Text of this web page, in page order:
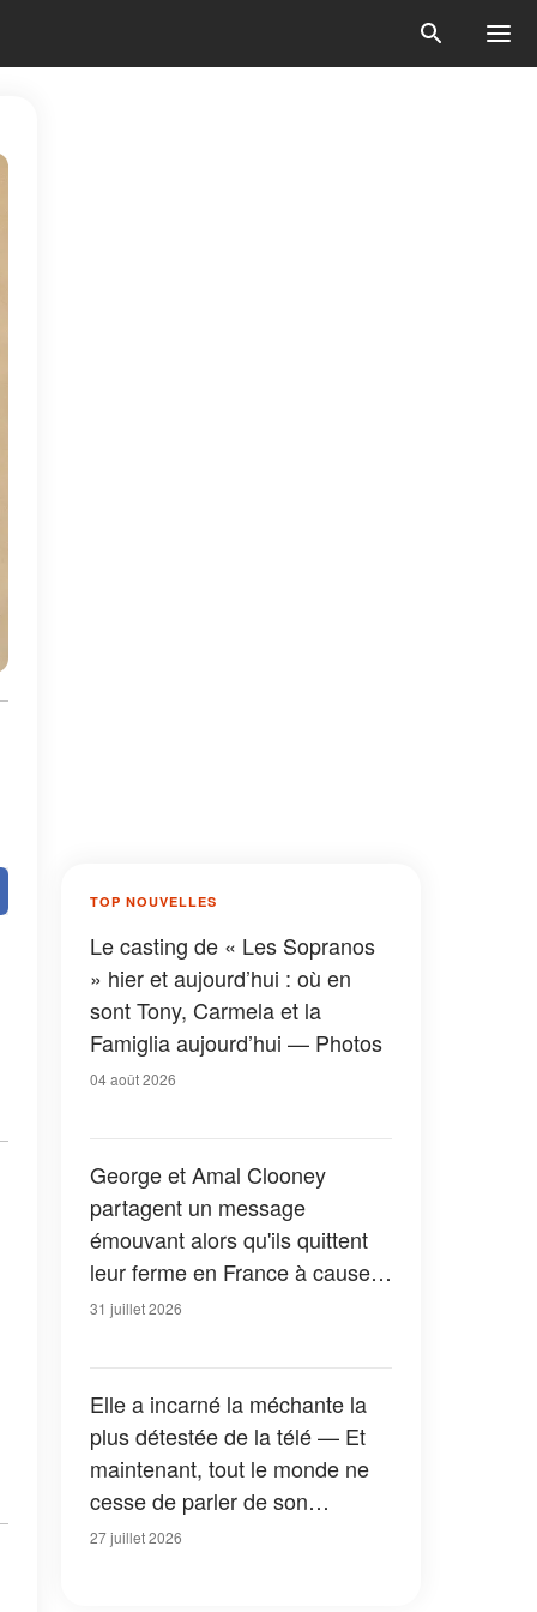
TOP NOUVELLES
Le casting de « Les Sopranos
» hier et aujourd’hui : où en
sont Tony, Carmela et la
Famiglia aujourd’hui — Photos
04 août 2026
George et Amal Clooney
partagent un message
émouvant alors qu'ils quittent
leur ferme en France à cause
des feux de forêt — Tous les
31 juillet 2026
Elle a incarné la méchante la
plus détestée de la télé — Et
maintenant, tout le monde ne
cesse de parler de son
apparition dans la nouvelle
27 juillet 2026